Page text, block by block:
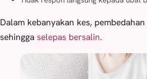
Dalam kebanyakan kes,
sehingga selepas bersalin.